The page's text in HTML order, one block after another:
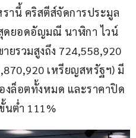
านี้ คริสตีส์จัดการประมูล
ดยอดอัญมณี นาฬิกา ไวน์
ยรวมสูงถึง 724,558,920
เหรียญสหรัฐฯ) มี
งล็อตทั้งหมด และราคาปิด
นต่ำ 111%